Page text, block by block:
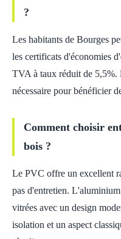
?
Les habitants de Bourges
les certificats d'économies
TVA à taux réduit de
nécessaire pour bénéficier
Comment choisir
bois ?
Le PVC offre un excellent
pas d'entretien.
vitrées avec un design
isolation et un aspect